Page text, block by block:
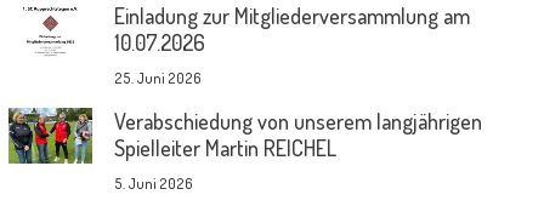
Einladung zur Mitgliederversammlung am
10.07.2026
25. Juni 2026
Verabschiedung von unserem langjährigen
Spielleiter Martin REICHEL
5. Juni 2026